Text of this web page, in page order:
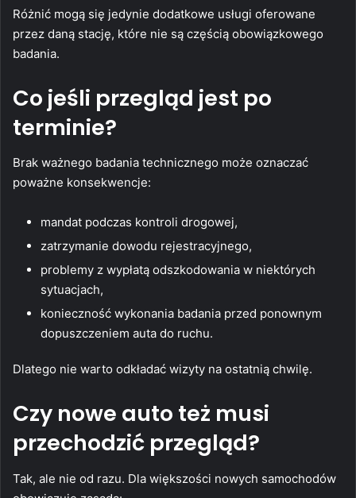
Różnić mogą się jedynie dodatkowe usługi oferowane
przez daną stację, które nie są częścią obowiązkowego
badania.
Co jeśli przegląd jest po
terminie?
Brak ważnego badania technicznego może oznaczać
poważne konsekwencje:
mandat podczas kontroli drogowej,
zatrzymanie dowodu rejestracyjnego,
problemy z wypłatą odszkodowania w niektórych
sytuacjach,
konieczność wykonania badania przed ponownym
dopuszczeniem auta do ruchu.
Dlatego nie warto odkładać wizyty na ostatnią chwilę.
Czy nowe auto też musi
przechodzić przegląd?
Tak, ale nie od razu. Dla większości nowych samochodów